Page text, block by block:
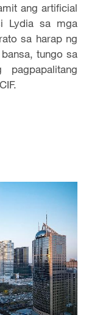
ang artificial
Lydia sa mga
sa harap ng
tungo sa